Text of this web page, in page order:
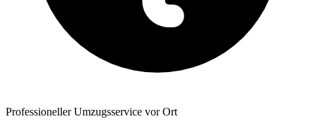
Professioneller Umzugsservice vor Ort